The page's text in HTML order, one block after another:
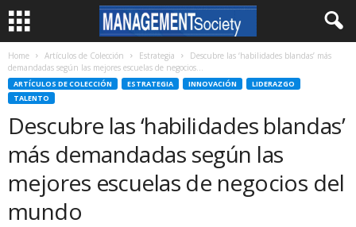
Home Artículos de Colección Estrategia
Descubre las ‘habilidades blandas’ más
demandadas según las mejores escuelas de negocios...
ARTÍCULOS DE COLECCIÓN ESTRATEGIA INNOVACIÓN
LIDERAZGO
TALENTO
Descubre las ‘habilidades blandas’
más demandadas según las
mejores escuelas de negocios del
mundo